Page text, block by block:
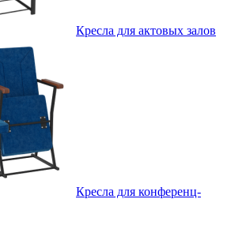
Кресла для актовых залов
Кресла для конференц-